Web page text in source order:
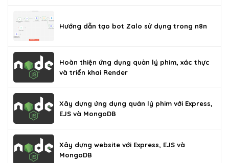
Hướng dẫn tạo bot Zalo sử dụng trong n8n
Hoàn thiện ứng dụng quản lý phim, xác thực
và triển khai Render
Xây dựng ứng dụng quản lý phim với Express,
EJS và MongoDB
Xây dựng website với Express, EJS và
MongoDB